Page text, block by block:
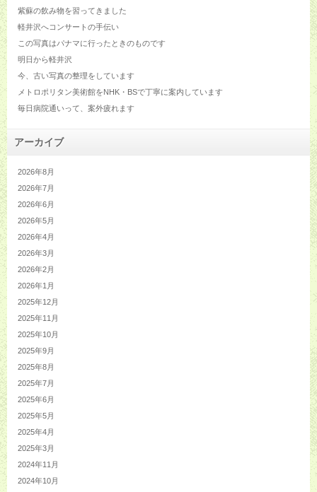
紫蘇の飲み物を習ってきました
軽井沢へコンサートの手伝い
この写真はパナマに行ったときのものです
明日から軽井沢
今、古い写真の整理をしています
メトロポリタン美術館をNHK・BSで丁寧に案内しています
毎日病院通いって、案外疲れます
アーカイブ
2026年8月
2026年7月
2026年6月
2026年5月
2026年4月
2026年3月
2026年2月
2026年1月
2025年12月
2025年11月
2025年10月
2025年9月
2025年8月
2025年7月
2025年6月
2025年5月
2025年4月
2025年3月
2024年11月
2024年10月